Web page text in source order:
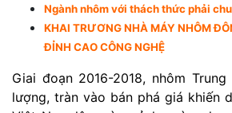
Ngành nhôm với thách thức phải
KHAI TRƯƠNG NHÀ MÁY NHÔM
ĐỈNH CAO CÔNG NGHỆ
Giai đoạn 2016-2018, nhôm
lượng, tràn vào bán phá giá khiến